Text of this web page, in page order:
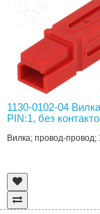
1130-0102-04
PIN:1, без
Вилка; провод-провод;